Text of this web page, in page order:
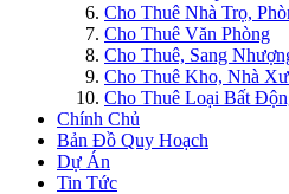
Cho Thuê Nhà Trọ,
Cho Thuê Văn Phòng
Cho Thuê, Sang
Cho Thuê Kho, Nhà
Cho Thuê Loại Bất
Chính Chủ
Bản Đồ Quy Hoạch
Dự Án
Tin Tức